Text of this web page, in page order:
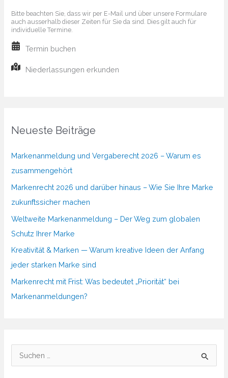
Bitte beachten Sie, dass wir per E-Mail und über unsere Formulare
auch ausserhalb dieser Zeiten für Sie da sind. Dies gilt auch für
individuelle Termine.
Termin buchen
Niederlassungen erkunden
Neueste Beiträge
Markenanmeldung und Vergaberecht 2026 – Warum es
zusammengehört
Markenrecht 2026 und darüber hinaus – Wie Sie Ihre Marke
zukunftssicher machen
Weltweite Markenanmeldung – Der Weg zum globalen
Schutz Ihrer Marke
Kreativität & Marken — Warum kreative Ideen der Anfang
jeder starken Marke sind
Markenrecht mit Frist: Was bedeutet „Priorität“ bei
Markenanmeldungen?
u